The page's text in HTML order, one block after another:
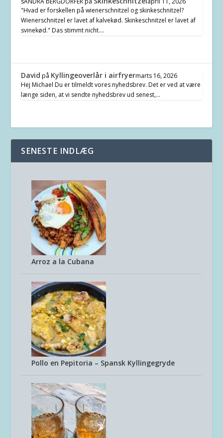
"Hvad er forskellen på wienerschnitzel og skinkeschnitzel?
Wienerschnitzel er lavet af kalvekød. Skinkeschnitzel er lavet af
svinekød." Das stimmt nicht.…
David på Kyllingeoverlår i airfryermarts 16, 2026
Hej Michael Du er tilmeldt vores nyhedsbrev. Det er ved at være
længe siden, at vi sendte nyhedsbrev ud senest,…
SENESTE INDLÆG
Arroz a la Cubana
Pollo en Pepitoria – Spansk Kyllingegryde